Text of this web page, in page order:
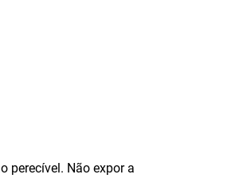
perecível. Não expor a